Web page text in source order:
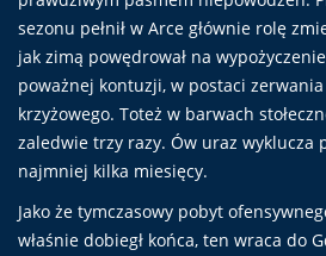
sezonu pełnił w Arce głównie rolę
jak zimą powędrował na
poważnej kontuzji, w postaci zerwania
krzyżowego. Toteż w barwach
zaledwie trzy razy. Ów uraz wyklucza
najmniej kilka miesięcy.
Jako że tymczasowy pobyt
właśnie dobiegł końca, ten wraca do